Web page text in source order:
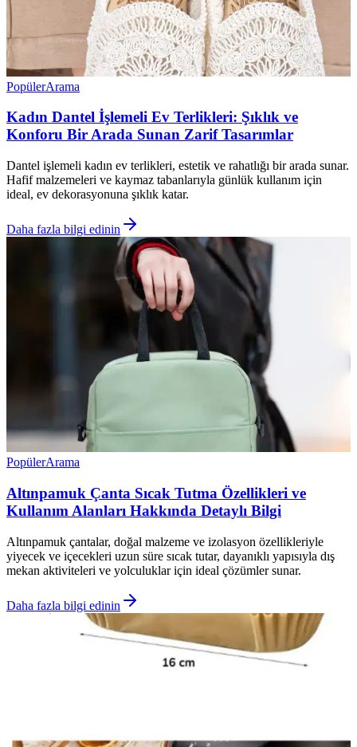
PopülerArama
Kadın Dantel İşlemeli Ev Terlikleri: Şıklık ve
Konforu Bir Arada Sunan Zarif Tasarımlar
Dantel işlemeli kadın ev terlikleri, estetik ve rahatlığı bir arada sunar.
Hafif malzemeleri ve kaymaz tabanlarıyla günlük kullanım için
ideal, ev dekorasyonuna şıklık katar.
Daha fazla bilgi edinin
PopülerArama
Altınpamuk Çanta Sıcak Tutma Özellikleri ve
Kullanım Alanları Hakkında Detaylı Bilgi
Altınpamuk çantalar, doğal malzeme ve izolasyon özellikleriyle
yiyecek ve içecekleri uzun süre sıcak tutar, dayanıklı yapısıyla dış
mekan aktiviteleri ve yolculuklar için ideal çözümler sunar.
Daha fazla bilgi edinin